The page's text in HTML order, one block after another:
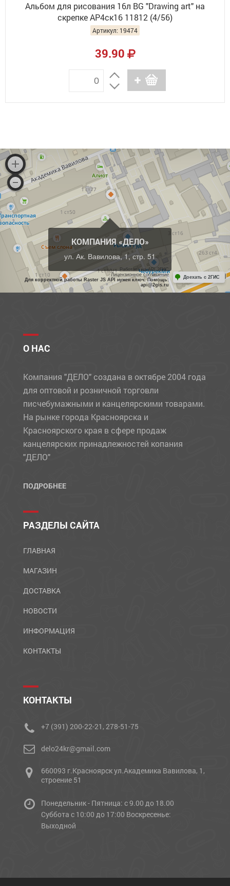
Альбом для рисования 16л BG "Drawing art" на
скрепке АР4ск16 11812 (4/56)
Артикул: 19474
39.90
КОМПАНИЯ «ДЕЛО»
ул. Ак. Вавилова, 1, стр. 51
Работает на API 2ГИС
Лицензионное соглашение
Для корректной работы Raster JS API нужен ключ. Помощь:
api@2gis.ru
Доехать с 2ГИС
О НАС
Компания "ДЕЛО" создана в октябре 2004 года
для оптовой и розничной торговли
писчебумажными и канцелярскими товарами.
На рынке города Красноярска и
Красноярского края в сфере продаж
канцелярских принадлежностей копания
"ДЕЛО"
ПОДРОБНЕЕ
РАЗДЕЛЫ САЙТА
ГЛАВНАЯ
МАГАЗИН
ДОСТАВКА
НОВОСТИ
ИНФОРМАЦИЯ
КОНТАКТЫ
КОНТАКТЫ
+7 (391) 200-22-21, 278-51-75
delo24kr@gmail.com
660093 г.Красноярск ул.Академика Вавилова, 1,
строение 51
Понедельник - Пятница: с 9.00 до 18.00
Cуббота с 10:00 до 17:00 Воскресенье:
Выходной